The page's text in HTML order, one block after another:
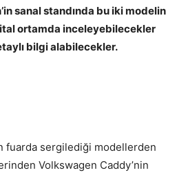
sanal standında bu iki modelin
ortamda inceleyebilecekler
bilgi alabilecekler.
fuarda sergilediği modellerden
Volkswagen Caddy’nin